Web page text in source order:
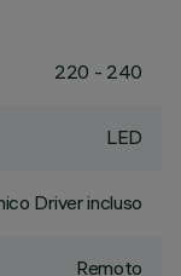
220 - 240
LED
Driver incluso
Remoto